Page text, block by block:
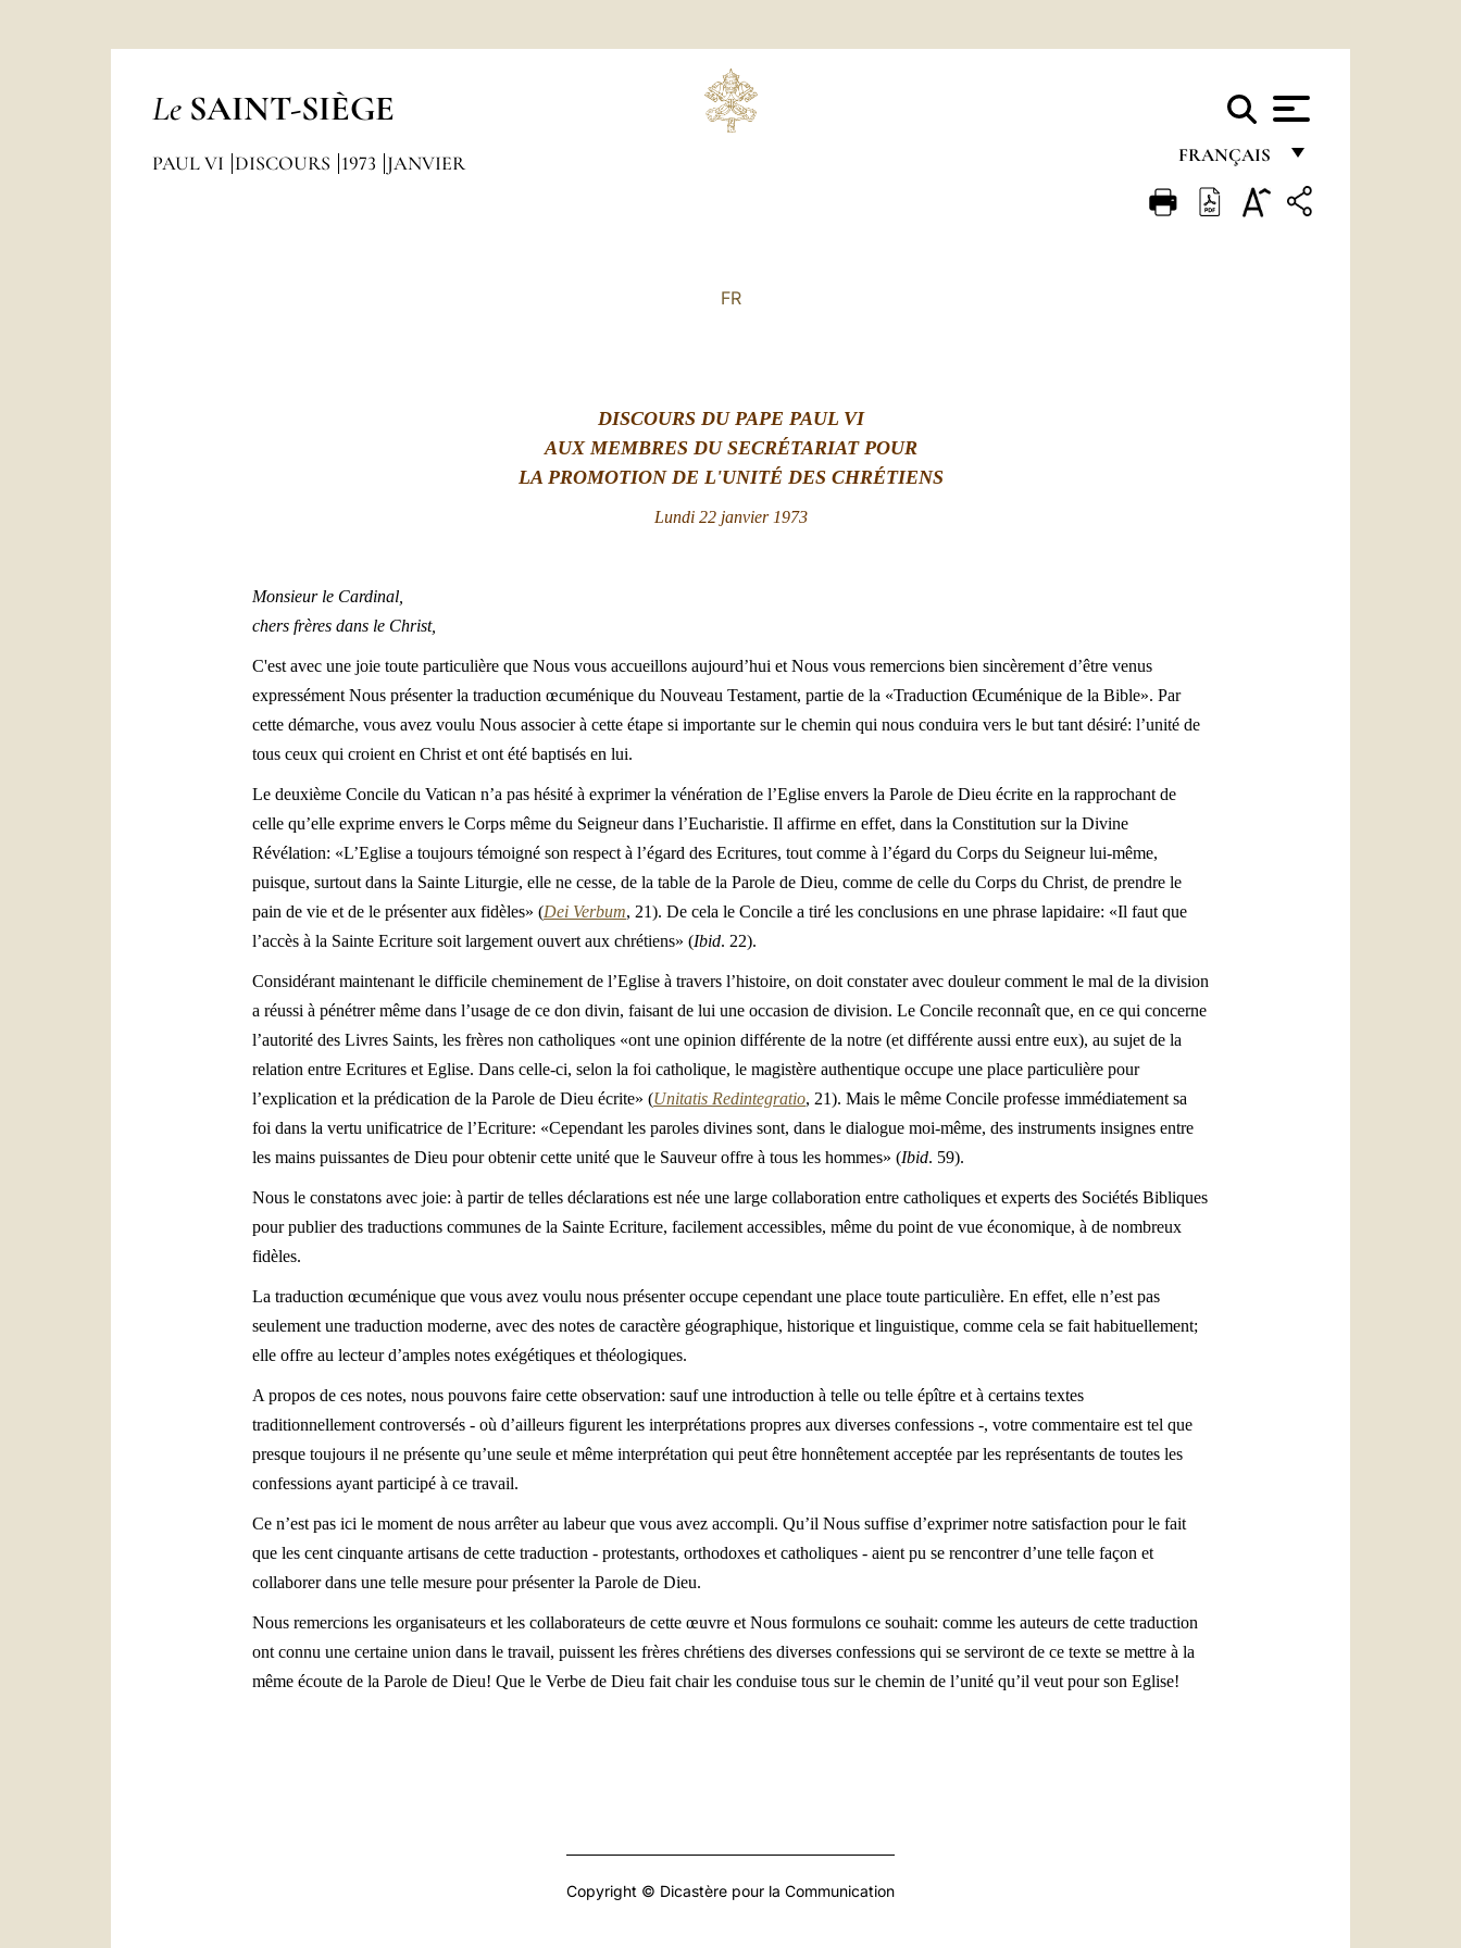
Le SAINT-SIÈGE
FRANÇAIS
FRANÇAIS
PAUL VI DISCOURS 1973 JANVIER
FR
DISCOURS DU PAPE PAUL VI
AUX MEMBRES DU SECRÉTARIAT POUR
LA PROMOTION DE L'UNITÉ DES CHRÉTIENS
Lundi 22 janvier 1973
Monsieur le Cardinal,
chers frères dans le Christ,
C'est avec une joie toute particulière que Nous vous accueillons aujourd’hui et Nous vous remercions bien sincèrement d’être venus
expressément Nous présenter la traduction œcuménique du Nouveau Testament, partie de la «Traduction Œcuménique de la Bible». Par
cette démarche, vous avez voulu Nous associer à cette étape si importante sur le chemin qui nous conduira vers le but tant désiré: l’unité de
tous ceux qui croient en Christ et ont été baptisés en lui.
Le deuxième Concile du Vatican n’a pas hésité à exprimer la vénération de l’Eglise envers la Parole de Dieu écrite en la rapprochant de
celle qu’elle exprime envers le Corps même du Seigneur dans l’Eucharistie. Il affirme en effet, dans la Constitution sur la Divine
Révélation: «L’Eglise a toujours témoigné son respect à l’égard des Ecritures, tout comme à l’égard du Corps du Seigneur lui-même,
puisque, surtout dans la Sainte Liturgie, elle ne cesse, de la table de la Parole de Dieu, comme de celle du Corps du Christ, de prendre le
pain de vie et de le présenter aux fidèles» (Dei Verbum, 21). De cela le Concile a tiré les conclusions en une phrase lapidaire: «Il faut que
l’accès à la Sainte Ecriture soit largement ouvert aux chrétiens» (Ibid. 22).
Considérant maintenant le difficile cheminement de l’Eglise à travers l’histoire, on doit constater avec douleur comment le mal de la division
a réussi à pénétrer même dans l’usage de ce don divin, faisant de lui une occasion de division. Le Concile reconnaît que, en ce qui concerne
l’autorité des Livres Saints, les frères non catholiques «ont une opinion différente de la notre (et différente aussi entre eux), au sujet de la
relation entre Ecritures et Eglise. Dans celle-ci, selon la foi catholique, le magistère authentique occupe une place particulière pour
l’explication et la prédication de la Parole de Dieu écrite» (Unitatis Redintegratio, 21). Mais le même Concile professe immédiatement sa
foi dans la vertu unificatrice de l’Ecriture: «Cependant les paroles divines sont, dans le dialogue moi-même, des instruments insignes entre
les mains puissantes de Dieu pour obtenir cette unité que le Sauveur offre à tous les hommes» (Ibid. 59).
Nous le constatons avec joie: à partir de telles déclarations est née une large collaboration entre catholiques et experts des Sociétés Bibliques
pour publier des traductions communes de la Sainte Ecriture, facilement accessibles, même du point de vue économique, à de nombreux
fidèles.
La traduction œcuménique que vous avez voulu nous présenter occupe cependant une place toute particulière. En effet, elle n’est pas
seulement une traduction moderne, avec des notes de caractère géographique, historique et linguistique, comme cela se fait habituellement;
elle offre au lecteur d’amples notes exégétiques et théologiques.
A propos de ces notes, nous pouvons faire cette observation: sauf une introduction à telle ou telle épître et à certains textes
traditionnellement controversés - où d’ailleurs figurent les interprétations propres aux diverses confessions -, votre commentaire est tel que
presque toujours il ne présente qu’une seule et même interprétation qui peut être honnêtement acceptée par les représentants de toutes les
confessions ayant participé à ce travail.
Ce n’est pas ici le moment de nous arrêter au labeur que vous avez accompli. Qu’il Nous suffise d’exprimer notre satisfaction pour le fait
que les cent cinquante artisans de cette traduction - protestants, orthodoxes et catholiques - aient pu se rencontrer d’une telle façon et
collaborer dans une telle mesure pour présenter la Parole de Dieu.
Nous remercions les organisateurs et les collaborateurs de cette œuvre et Nous formulons ce souhait: comme les auteurs de cette traduction
ont connu une certaine union dans le travail, puissent les frères chrétiens des diverses confessions qui se serviront de ce texte se mettre à la
même écoute de la Parole de Dieu! Que le Verbe de Dieu fait chair les conduise tous sur le chemin de l’unité qu’il veut pour son Eglise!
Copyright © Dicastère pour la Communication